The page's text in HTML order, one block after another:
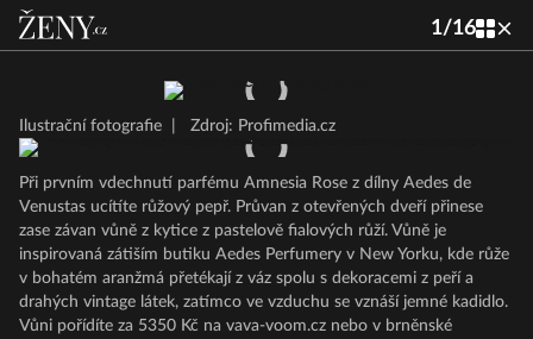
1/16
Ilustrační fotografie Zdroj: Profimedia.cz
Při prvním vdechnutí parfému Amnesia Rose z dílny Aedes de
Venustas ucítíte růžový pepř. Průvan z otevřených dveří přinese
zase závan vůně z kytice z pastelově fialových růží. Vůně je
inspirovaná zátiším butiku Aedes Perfumery v New Yorku, kde růže
v bohatém aranžmá přetékají z váz spolu s dekoracemi z peří a
drahých vintage látek, zatímco ve vzduchu se vznáší jemné kadidlo.
Vůni pořídíte za 5350 Kč na vava-voom.cz nebo v brněnské